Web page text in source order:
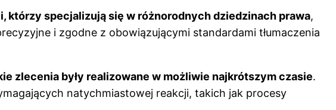
którzy specjalizują się w różnorodnych dziedzinach prawa,
i zgodne z obowiązującymi standardami tłumaczenia
zlecenia były realizowane w możliwie najkrótszym czasie.
natychmiastowej reakcji, takich jak procesy